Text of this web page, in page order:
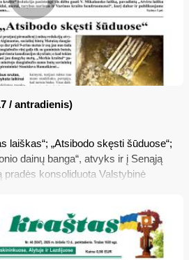
/ antradienis)
laiškas“; „Atsibodo skęsti šūduose“;
dainų banga“, atvyks ir į Senąją
pradės konsoliduota Valstybinė
apsaugoti?